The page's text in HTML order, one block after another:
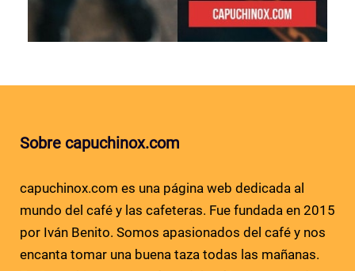
Sobre capuchinox.com
capuchinox.com es una página web dedicada al
mundo del café y las cafeteras. Fue fundada en 2015
por Iván Benito. Somos apasionados del café y nos
encanta tomar una buena taza todas las mañanas.